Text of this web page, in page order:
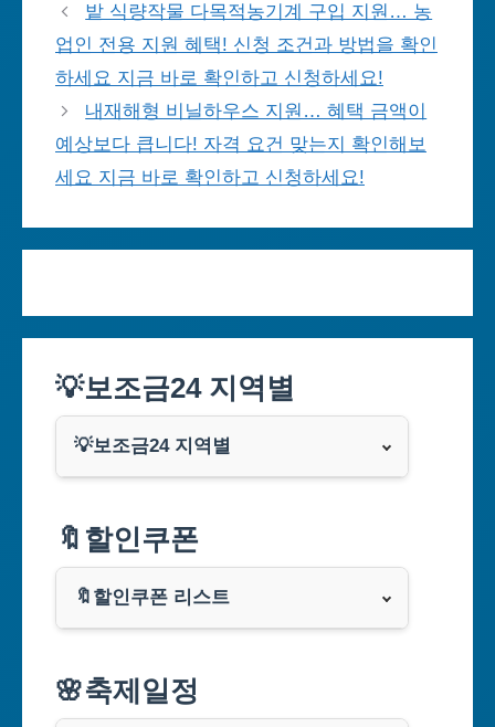
밭 식량작물 다목적농기계 구입 지원… 농
업인 전용 지원 혜택! 신청 조건과 방법을 확인
하세요 지금 바로 확인하고 신청하세요!
내재해형 비닐하우스 지원… 혜택 금액이
예상보다 큽니다! 자격 요건 맞는지 확인해보
세요 지금 바로 확인하고 신청하세요!
💡보조금24 지역별
💡보조금24 지역별
부산광역시
대구광역시
인천광역시
🔖할인쿠폰
🔖할인쿠폰 리스트
쿠팡
🌸축제일정